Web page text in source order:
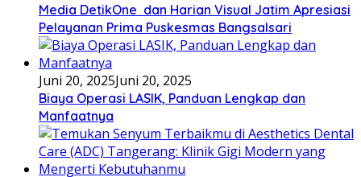
Media DetikOne dan Harian Visual Jatim Apresiasi
Pelayanan Prima Puskesmas Bangsalsari
Juni 20, 2025Juni 20, 2025
Biaya Operasi LASIK, Panduan Lengkap dan
Manfaatnya